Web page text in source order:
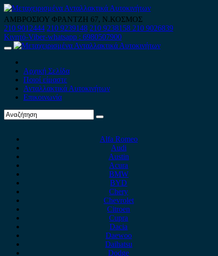
Skip
to
content
ΑΜΒΡΟΣΙΟΥ ΦΡΑΝΤΖΗ 67, Ν.ΚΟΣΜΟΣ
210 9012444 210 9239148 210 9238158 210 9026839
Κινητό-Viber-whatsapp : 6980507900
Primary
Αρχική Σελίδα
Ποιοί είμαστε
Ανταλλακτικά Αυτοκινήτων
Επικοινωνία
Alfa Romeo
Audi
Austin
Acura
BMW
BYD
Chery
Chevrolet
Citroen
Cupra
Dacia
Daewoo
Daihatsu
Dodge